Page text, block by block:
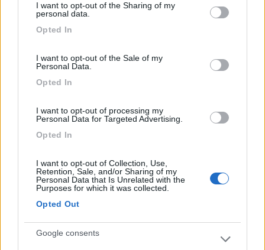
not limited to your visit or usage behaviour. You may click to
use your data for below specified purposes in below Google
I want to opt-out of the Sharing of my
personal data.
Opted In
I want to opt-out of the Sale of my
Personal Data.
Opted In
I want to opt-out of processing my
Personal Data for Targeted Advertising.
Opted In
I want to opt-out of Collection, Use,
Retention, Sale, and/or Sharing of my
Personal Data that Is Unrelated with the
Purposes for which it was collected.
Opted Out
Google consents
girigiola
In risposta al messaggio diemmespanishdel alle14:21:24
Stavo pensando la stessa cosa... Anche a me sembra un condensatore
si ho già fatto questa ricerca ma non mi ha dato i risultati attesi,
girigiola
238
Inserito il13/09/2024
In risposta al messaggio di